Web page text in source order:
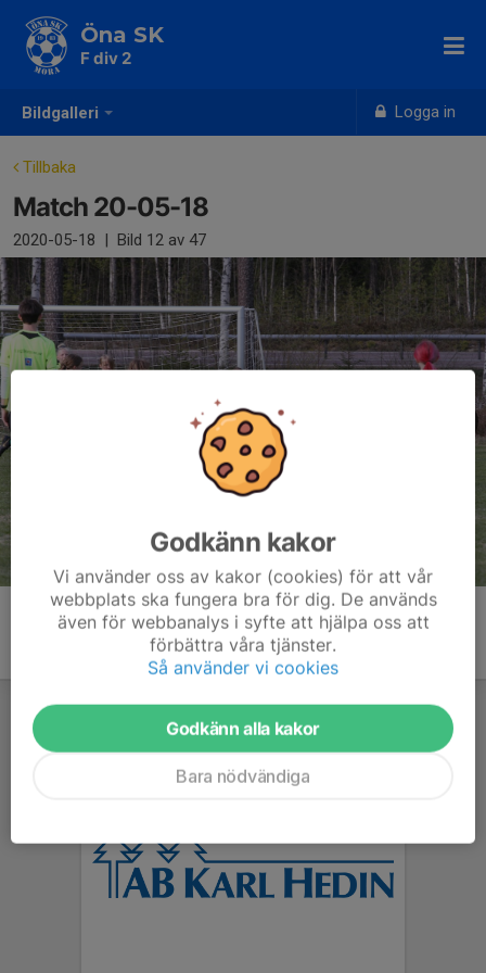
Bildgalleri Logga in
Öna SK
F div 2
Tillbaka
Match 20-05-18
2020-05-18 | Bild 12 av 47
Godkänn kakor
Vi använder oss av kakor (cookies) för att vår
webbplats ska fungera bra för dig. De används
även för webbanalys i syfte att hjälpa oss att
förbättra våra tjänster.
Så använder vi cookies
Godkänn alla kakor
Bara nödvändiga